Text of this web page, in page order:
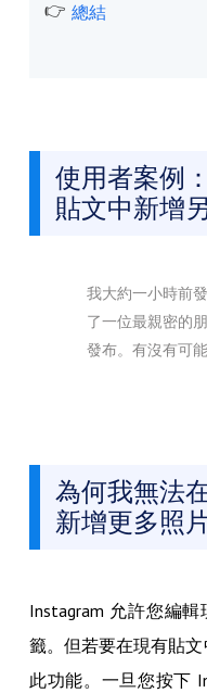
總結
使用者案例
貼文中新增
我大約一小時前
了一位最親密的
發布。有沒有可
為何我無法
新增更多照
Instagram 允許您編
籤。但若要在現有貼
此功能。一旦您按下